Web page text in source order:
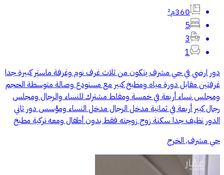
360م²
5
3
1
دور ارضي في حي مشرف يتكون من ثلاث غرف نوم وغرفة ماستر كبيرة جدا
غرفتين مقابل دورة مياه ومطبخ كبير مع مستودع وصالة متوسطة الحجم
ومجلس نساء أربعة في خمسة ومقلط مشترك للنساء والرجال ومجلس
رجال كبير أربعة في ثمانية مدخل الرجال مدخل النساء ومؤسس دور ثاني
الدور نظيف جدا سكنة زوج زوجته فقط بدون أطفال ومعه تركية مطبخ
حي مشرف, الخرج